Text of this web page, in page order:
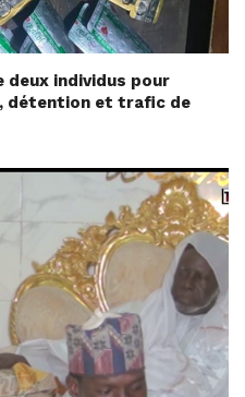
individus pour
détention et trafic de